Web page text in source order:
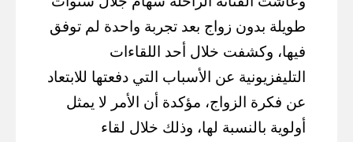
طويلة بدون زواج بعد تجربة واحدة لم توفق
فيها، وكشفت خلال أحد اللقاءات
التليفزيونية عن الأسباب التي دفعتها للابتعاد
عن فكرة الزواج، مؤكدة أن الأمر لا يمثل
أولوية بالنسبة لها، وذلك خلال لقاء